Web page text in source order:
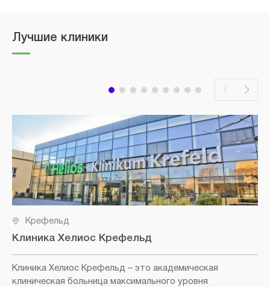
Лучшие клиники
Крефельд
Клиника Хелиос Крефельд
Клиника Хелиос Крефельд – это академическая
клиническая больница максимального уровня